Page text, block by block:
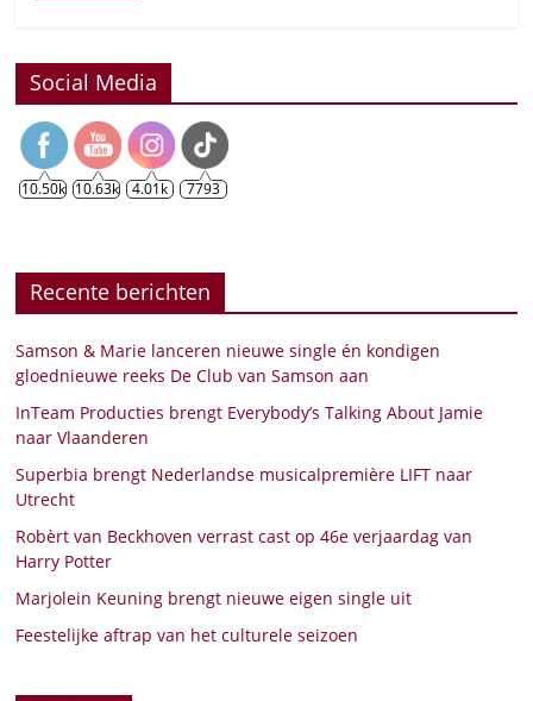
Social Media
10.50k 10.63k 4.01k 7793
Recente berichten
Samson & Marie lanceren nieuwe single én kondigen
gloednieuwe reeks De Club van Samson aan
InTeam Producties brengt Everybody’s Talking About Jamie
naar Vlaanderen
Superbia brengt Nederlandse musicalpremière LIFT naar
Utrecht
Robèrt van Beckhoven verrast cast op 46e verjaardag van
Harry Potter
Marjolein Keuning brengt nieuwe eigen single uit
Feestelijke aftrap van het culturele seizoen